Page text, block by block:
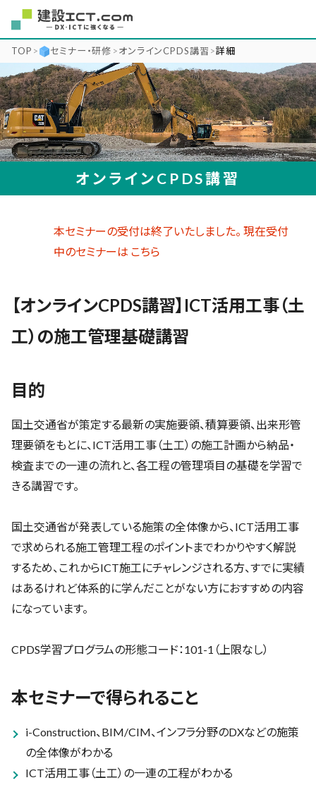
TOP > セミナー・研修 >オンラインCPDS講習 >詳細
オンラインCPDS講習
本セミナーの受付は終了いたしました。 現在受付
中のセミナーは こちら
【オンラインCPDS講習】ICT活用工事（土
工）の施工管理基礎講習
目的
国土交通省が策定する最新の実施要領、積算要領、出来形管
理要領をもとに、ICT活用工事（土工）の施工計画から納品・
検査までの一連の流れと、各工程の管理項目の基礎を学習で
きる講習です。
国土交通省が発表している施策の全体像から、ICT活用工事
で求められる施工管理工程のポイントまでわかりやすく解説
するため、これからICT施工にチャレンジされる方、すでに実績
はあるけれど体系的に学んだことがない方におすすめの内容
になっています。
CPDS学習プログラムの形態コード：101-1（上限なし）
本セミナーで得られること
i-Construction、BIM/CIM、インフラ分野のDXなどの施策
の全体像がわかる
ICT活用工事（土工）の一連の工程がわかる